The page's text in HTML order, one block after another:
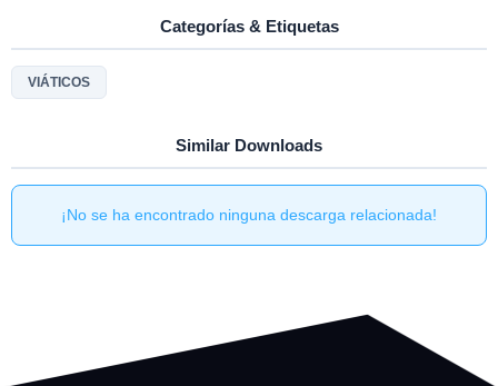
Categorías & Etiquetas
VIÁTICOS
Similar Downloads
¡No se ha encontrado ninguna descarga relacionada!